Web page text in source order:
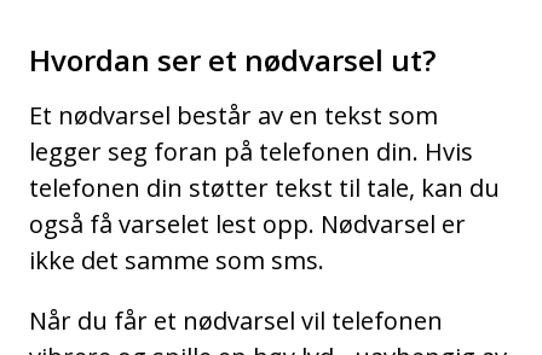
Hvordan ser et nødvarsel ut?
Et nødvarsel består av en tekst som
legger seg foran på telefonen din. Hvis
telefonen din støtter tekst til tale, kan du
også få varselet lest opp. Nødvarsel er
ikke det samme som sms.
Når du får et nødvarsel vil telefonen